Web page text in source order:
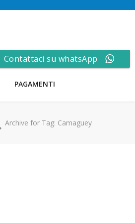
PAGAMENTI
Archive for Tag: Camaguey
Contattaci su whatsApp